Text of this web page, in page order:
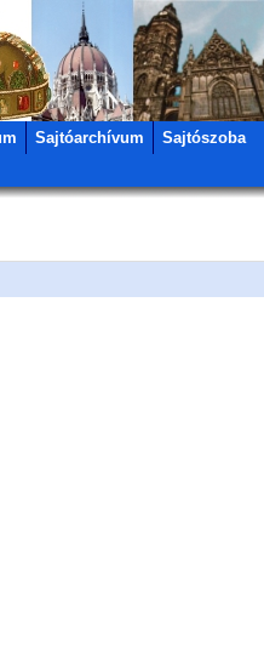
Sajtóarchívum
Sajtószoba